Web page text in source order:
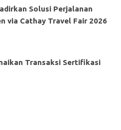
Solusi Perjalanan
via Cathay Travel Fair 2026
Transaksi Sertifikasi